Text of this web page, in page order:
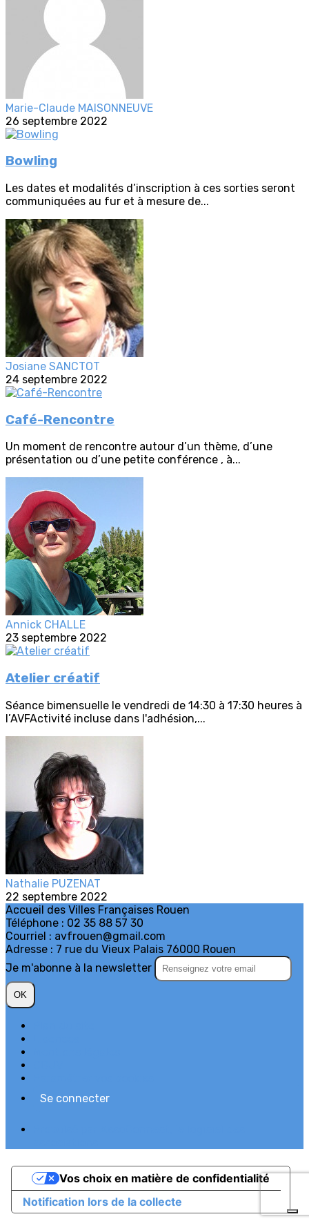
Marie-Claude MAISONNEUVE
26 septembre 2022
Bowling
Les dates et modalités d’inscription à ces sorties seront
communiquées au fur et à mesure de...
Josiane SANCTOT
24 septembre 2022
Café-Rencontre
Un moment de rencontre autour d’un thème, d’une
présentation ou d’une petite conférence , à...
Annick CHALLE
23 septembre 2022
Atelier créatif
Séance bimensuelle le vendredi de 14:30 à 17:30 heures à
l’AVFActivité incluse dans l'adhésion,...
Nathalie PUZENAT
22 septembre 2022
Accueil des Villes Françaises Rouen
Téléphone : 02 35 88 57 30
Courriel : avfrouen@gmail.com
Adresse : 7 rue du Vieux Palais 76000 Rouen
Je m'abonne à la newsletter
OK
Se connecter
Notification lors de la collecte
Vos choix en matière de confidentialité